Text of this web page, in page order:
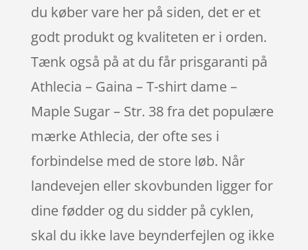
du køber vare her på siden, det er et
godt produkt og kvaliteten er i orden.
Tænk også på at du får prisgaranti på
Athlecia – Gaina – T-shirt dame –
Maple Sugar – Str. 38 fra det populære
mærke Athlecia, der ofte ses i
forbindelse med de store løb. Når
landevejen eller skovbunden ligger for
dine fødder og du sidder på cyklen,
skal du ikke lave beynderfejlen og ikke